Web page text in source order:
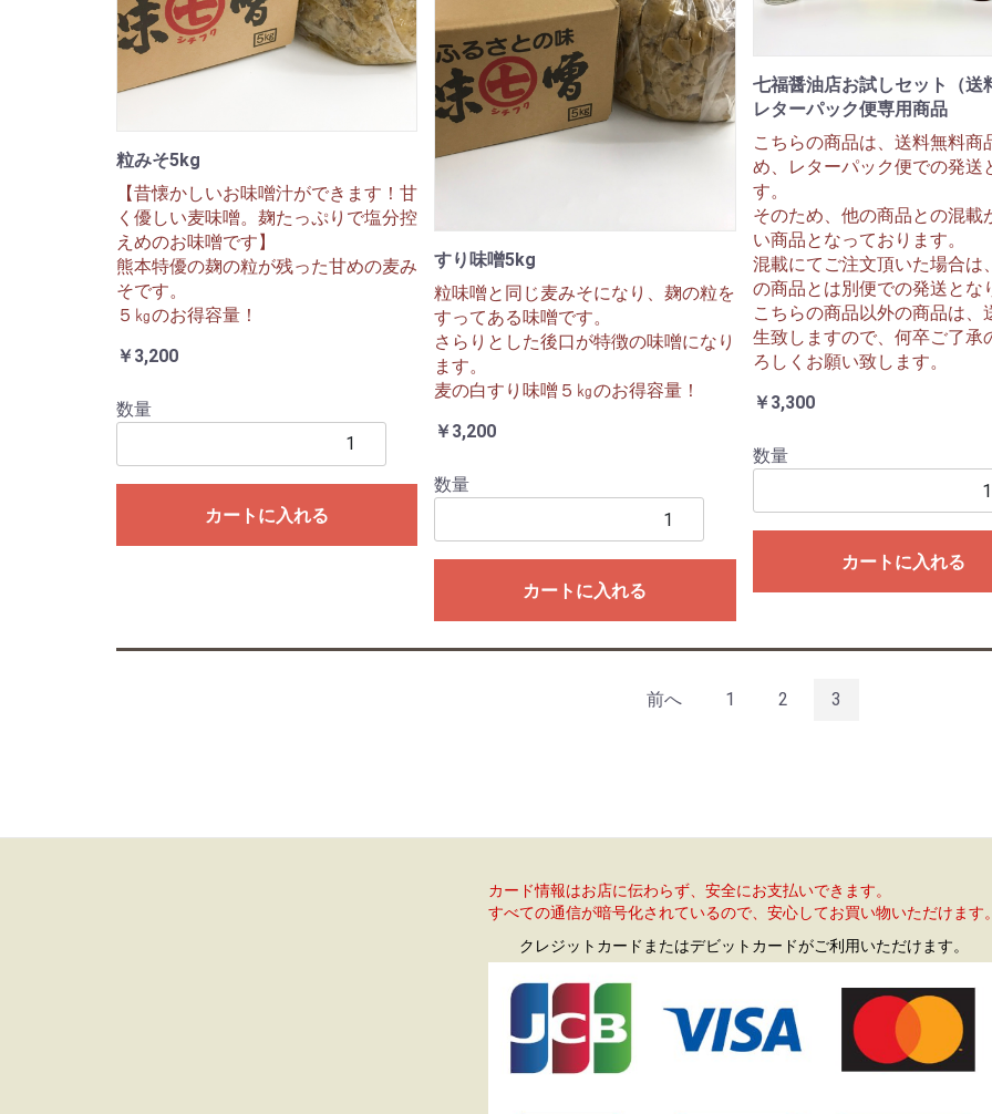
粒みそ5kg
【昔懐かしいお味噌汁ができます！甘
く優しい麦味噌。麹たっぷりで塩分控
えめのお味噌です】
熊本特優の麹の粒が残った甘めの麦み
そです。
５㎏のお得容量！
￥3,200
数量
カートに入れる
すり味噌5kg
粒味噌と同じ麦みそになり、麹の粒を
すってある味噌です。
さらりとした後口が特徴の味噌になり
ます。
麦の白すり味噌５㎏のお得容量！
￥3,200
数量
カートに入れる
七福醤油店お試しセット（送
レターパック便専用商品
こちらの商品は、送料無料商
め、レターパック便での発送
す。
そのため、他の商品との混載
い商品となっております。
混載にてご注文頂いた場合は
の商品とは別便での発送とな
こちらの商品以外の商品は、
生致しますので、何卒ご了承
ろしくお願い致します。
￥3,300
数量
カートに入れる
前へ 1 2 3
カード情報はお店に伝わらず、安全にお支払いできます。
すべての通信が暗号化されているので、安心してお買い物いただけます
クレジットカードまたはデビットカードがご利用いただけます。